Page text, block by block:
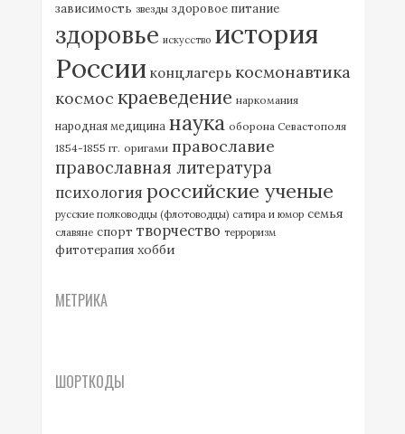
зависимость звезды здоровое питание
здоровье искусство история
России концлагерь космонавтика
космос краеведение наркомания
народная медицина наука оборона Севастополя
1854-1855 гг. оригами православие
православная литература
психология российские ученые
русские полководцы (флотоводцы) сатира и юмор семья
славяне спорт творчество терроризм
фитотерапия хобби
МЕТРИКА
ШОРТКОДЫ